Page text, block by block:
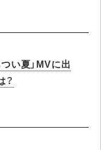
い夏」MVに出
？